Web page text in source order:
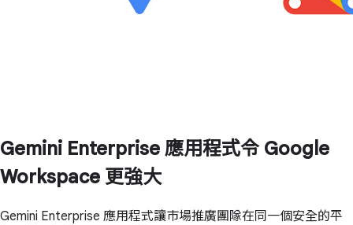
Gemini Enterprise 應用程式令 Google
Workspace 更強大
Gemini Enterprise 應用程式讓市場推廣團隊在同一個安全的平